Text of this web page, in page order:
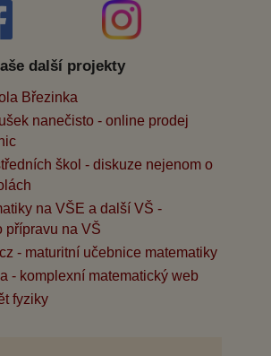
další projekty
Březinka
nanečisto - online prodej
škol - diskuze nejenom o
na VŠE a další VŠ -
přípravu na VŠ
- maturitní učebnice matematiky
- komplexní matematický web
fyziky